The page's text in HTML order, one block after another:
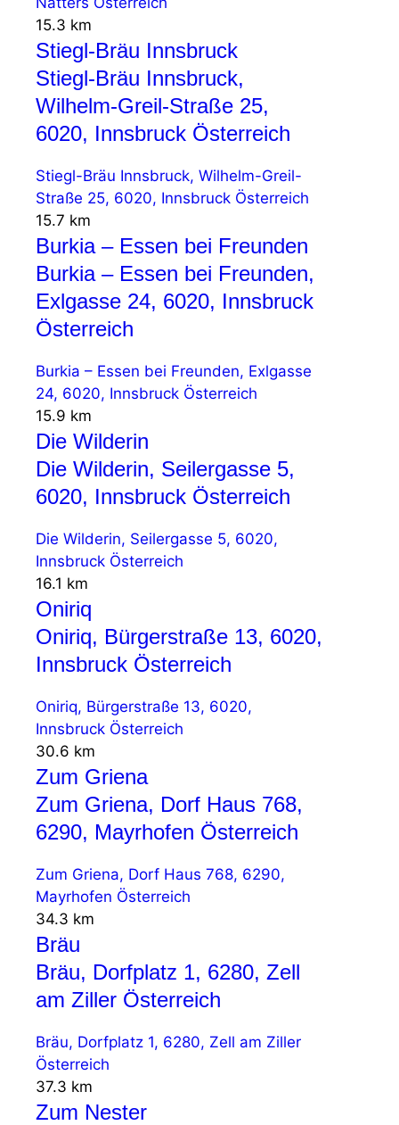
15.3 km
Stiegl-Bräu Innsbruck
Stiegl-Bräu Innsbruck,
Wilhelm-Greil-Straße 25,
6020, Innsbruck Österreich
Stiegl-Bräu Innsbruck, Wilhelm-Greil-
Straße 25, 6020, Innsbruck Österreich
15.7 km
Burkia – Essen bei Freunden
Burkia – Essen bei Freunden,
Exlgasse 24, 6020, Innsbruck
Österreich
Burkia – Essen bei Freunden, Exlgasse
24, 6020, Innsbruck Österreich
15.9 km
Die Wilderin
Die Wilderin, Seilergasse 5,
6020, Innsbruck Österreich
Die Wilderin, Seilergasse 5, 6020,
Innsbruck Österreich
16.1 km
Oniriq
Oniriq, Bürgerstraße 13, 6020,
Innsbruck Österreich
Oniriq, Bürgerstraße 13, 6020,
Innsbruck Österreich
30.6 km
Zum Griena
Zum Griena, Dorf Haus 768,
6290, Mayrhofen Österreich
Zum Griena, Dorf Haus 768, 6290,
Mayrhofen Österreich
34.3 km
Bräu
Bräu, Dorfplatz 1, 6280, Zell
am Ziller Österreich
Bräu, Dorfplatz 1, 6280, Zell am Ziller
Österreich
37.3 km
Zum Nester